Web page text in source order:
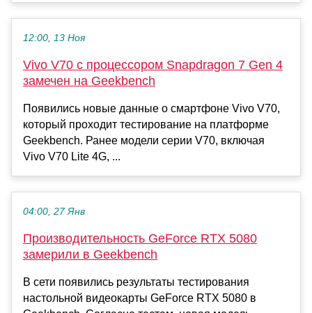
12:00, 13 Ноя
Vivo V70 с процессором Snapdragon 7 Gen 4
замечен на Geekbench
Появились новые данные о смартфоне Vivo V70,
который проходит тестирование на платформе
Geekbench. Ранее модели серии V70, включая
Vivo V70 Lite 4G, ...
04:00, 27 Янв
Производительность GeForce RTX 5080
замерили в Geekbench
В сети появились результаты тестирования
настольной видеокарты GeForce RTX 5080 в